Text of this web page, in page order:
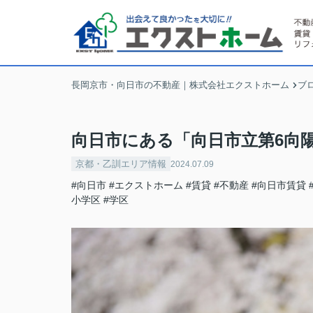
長岡京市・向日市の不動産｜株式会社エクストホーム ブ
向日市にある「向日市立第6向
京都・乙訓エリア情報 2024.07.09
#向日市 #エクストホーム #賃貸 #不動産 #向日市賃貸
小学区 #学区